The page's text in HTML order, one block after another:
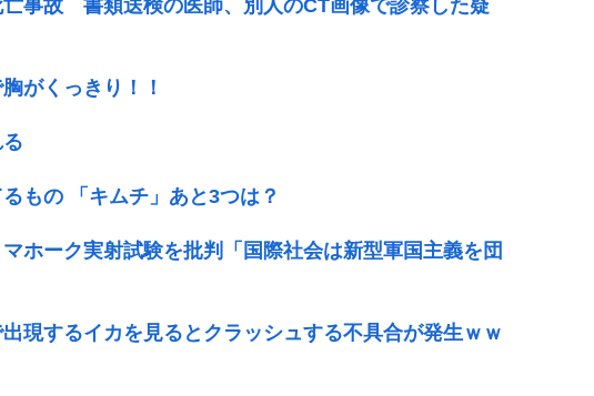
亡事故 書類送検の医師、別人のCT画像で診察した疑
がくっきり！！
もの 「キムチ」あと3つは？
ホーク実射試験を批判「国際社会は新型軍国主義を団
現するイカを見るとクラッシュする不具合が発生ｗｗ